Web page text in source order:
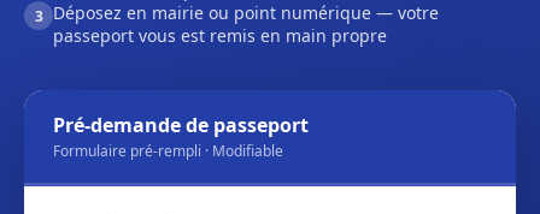
3 Déposez en mairie ou point numérique — votre
passeport vous est remis en main propre
Pré-demande de passeport
Formulaire pré-rempli · Modifiable